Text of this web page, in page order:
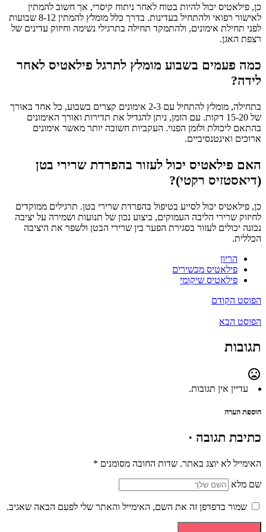
כן, פילאטיס יכול להיות בטוח לאחר ניתוח קיסרי, אך חשוב להמתין
לאישור רפואי ולהתחיל בעדינות. בדרך כלל מומלץ להמתין 8-12 שבועות
לפני תחילת אימונים, ולהתמקד תחילה בתרגילי נשימה וחיזוק עדינים של
רצפת האגן.
כמה פעמים בשבוע מומלץ לתרגל פילאטיס לאחר
לידה?
בתחילה, מומלץ להתחיל עם 2-3 אימונים קצרים בשבוע, כל אחד באורך
של 15-20 דקות. עם הזמן, ניתן להגדיל את תדירות ואורך האימונים
בהתאם ליכולת ולזמן הפנוי. העקביות חשובה יותר מאשר אימונים
ארוכים ואינטנסיביים.
האם פילאטיס יכול לעזור בהפרדת שרירי בטן
(דיאסטזיס רקטי)?
כן, פילאטיס יכול לסייע בטיפול בהפרדת שרירי בטן. תרגילים ממוקדים
לחיזוק שרירי הליבה העמוקים, ביצוע נכון של תנועות ושמירה על יציבה
נכונה יכולים לעזור בסגירת הפער בין שרירי הבטן ולשפר את היציבה
הכללית.
הריון
פילאטיס מכשירים
פילאטיס שיקומי
הפוסט הקודם
הפוסט הבא
תגובות
mood_bad
עדיין אין תגובות.
הוספת הערה
כתיבת תגובה ·
האימייל לא יוצג באתר. שדות החובה מסומנים *
שם מלא
שמור בדפדפן זה את השם, האימייל והאתר שלי לפעם הבאה שאגיב.